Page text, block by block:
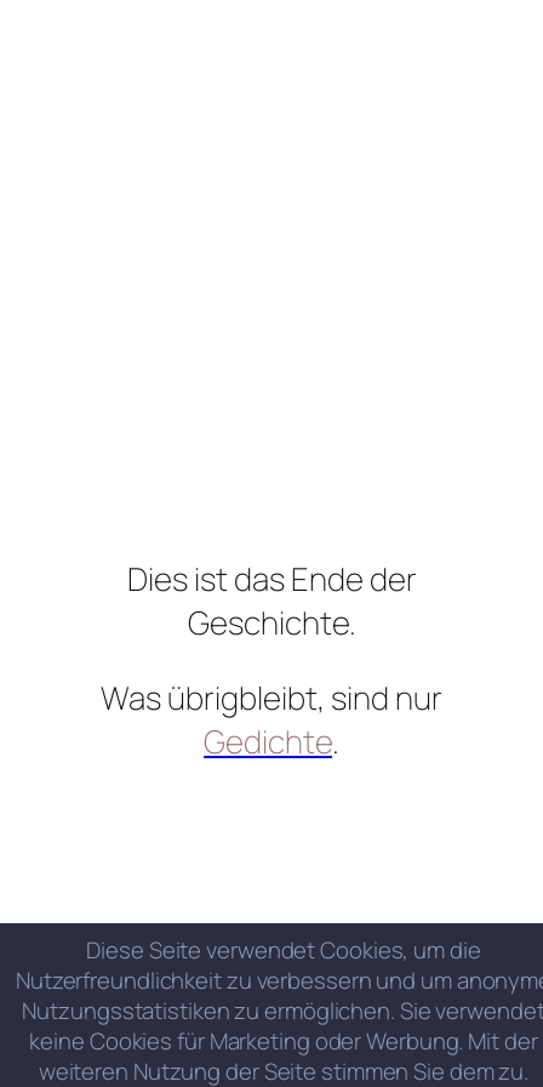
Dies ist das Ende der
Geschichte.
Was übrigbleibt, sind nur
Gedichte.
Diese Seite verwendet Cookies, um die
Nutzerfreundlichkeit zu verbessern und um
Nutzungsstatistiken zu ermöglichen. Sie
keine Cookies für Marketing oder Werbung. Mit der
weiteren Nutzung der Seite stimmen Sie dem zu.